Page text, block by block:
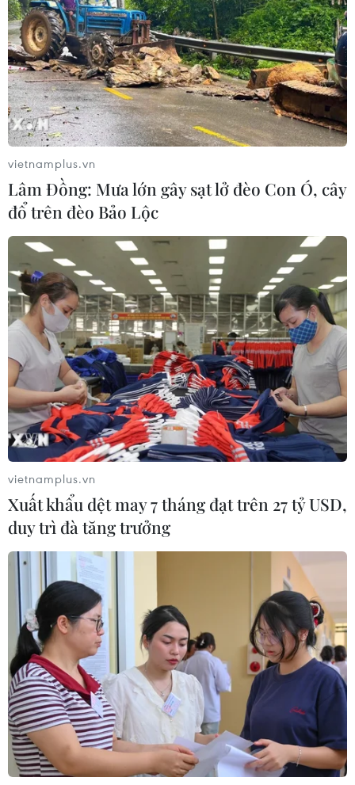
vietnamplus.vn
Lâm Đồng: Mưa lớn gây sạt lở đèo Con Ó, cây
đổ trên đèo Bảo Lộc
vietnamplus.vn
Xuất khẩu dệt may 7 tháng đạt trên 27 tỷ USD,
duy trì đà tăng trưởng